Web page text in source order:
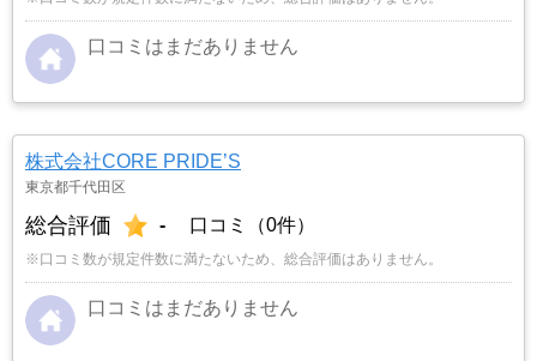
口コミはまだありません
株式会社CORE PRIDE’S
東京都千代田区
総合評価 - 口コミ（0件）
※口コミ数が規定件数に満たないため、総合評価はありません。
口コミはまだありません